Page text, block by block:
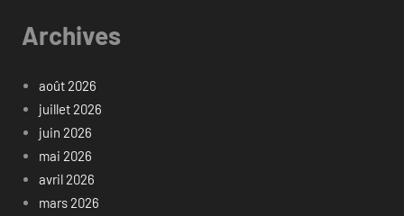
Archives
août 2026
juillet 2026
juin 2026
mai 2026
avril 2026
mars 2026